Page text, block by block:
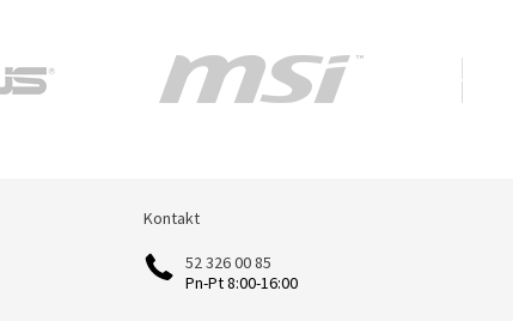
Kontakt
Kontakt
52 326 00 85
Pn-Pt 8:00-16:00